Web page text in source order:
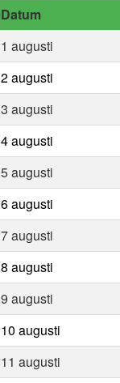
Datum
1 augusti
2 augusti
3 augusti
4 augusti
5 augusti
6 augusti
7 augusti
8 augusti
9 augusti
10 augusti
11 augusti